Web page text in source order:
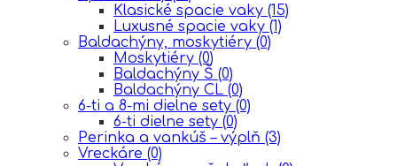
Klasické spacie vaky (15)
Luxusné spacie vaky (1)
Baldachýny, moskytiéry (0)
Moskytiéry (0)
Baldachýny Š (0)
Baldachýny CL (0)
6-ti a 8-mi dielne sety (0)
6-ti dielne sety (0)
Perinka a vankúš – výplň (3)
Vreckáre (0)